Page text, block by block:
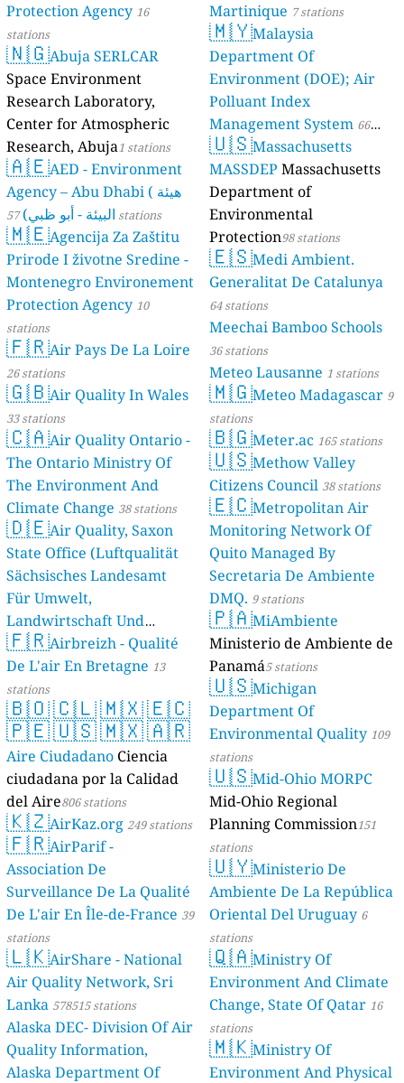
Protection Agency 16
stations
🇳🇬Abuja SERLCAR
Space Environment
Research Laboratory,
Center for Atmospheric
Research, Abuja1 stations
🇦🇪AED - Environment
Agency – Abu Dhabi ( هيئة
البيئة - أبو ظبي) 57 stations
🇲🇪Agencija Za Zaštitu
Prirode I životne Sredine -
Montenegro Environement
Protection Agency 10
stations
🇫🇷Air Pays De La Loire
26 stations
🇬🇧Air Quality In Wales
33 stations
🇨🇦Air Quality Ontario -
The Ontario Ministry Of
The Environment And
Climate Change 38 stations
🇩🇪Air Quality, Saxon
State Office (Luftqualität
Sächsisches Landesamt
Für Umwelt,
Landwirtschaft Und
Geologie) 50 stations
🇫🇷Airbreizh - Qualité
De L'air En Bretagne 13
stations
🇧🇴🇨🇱🇲🇽🇪🇨
🇵🇪🇺🇸🇲🇽🇦🇷
Aire Ciudadano Ciencia
ciudadana por la Calidad
del Aire806 stations
🇰🇿AirKaz.org 249 stations
🇫🇷AirParif -
Association De
Surveillance De La Qualité
De L'air En Île-de-France 39
stations
🇱🇰AirShare - National
Air Quality Network, Sri
Lanka 578515 stations
Alaska DEC- Division Of Air
Quality Information,
Alaska Department Of
Martinique 7 stations
🇲🇾Malaysia
Department Of
Environment (DOE); Air
Polluant Index
Management System 66
stations
🇺🇸Massachusetts
MASSDEP Massachusetts
Department of
Environmental
Protection98 stations
🇪🇸Medi Ambient.
Generalitat De Catalunya
64 stations
Meechai Bamboo Schools
36 stations
Meteo Lausanne 1 stations
🇲🇬Meteo Madagascar 9
stations
🇧🇬Meter.ac 165 stations
🇺🇸Methow Valley
Citizens Council 38 stations
🇪🇨Metropolitan Air
Monitoring Network Of
Quito Managed By
Secretaria De Ambiente
DMQ. 9 stations
🇵🇦MiAmbiente
Ministerio de Ambiente de
Panamá5 stations
🇺🇸Michigan
Department Of
Environmental Quality 109
stations
🇺🇸Mid-Ohio MORPC
Mid-Ohio Regional
Planning Commission151
stations
🇺🇾Ministerio De
Ambiente De La República
Oriental Del Uruguay 6
stations
🇶🇦Ministry Of
Environment And Climate
Change, State Of Qatar 16
stations
🇲🇰Ministry Of
Environment And Physical